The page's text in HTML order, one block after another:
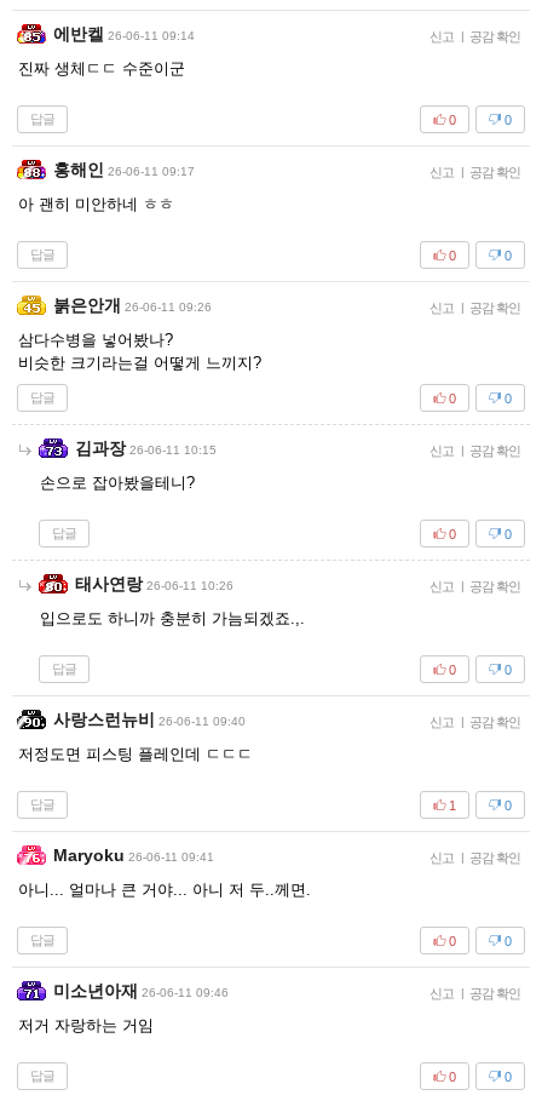
에반켈 26-06-11 09:14 신고 공감 확인
진짜 생체ㄷㄷ 수준이군
답글 0
0
홍해인 26-06-11 09:17 신고 공감 확인
아 괜히 미안하네 ㅎㅎ
답글 0
0
붉은안개 26-06-11 09:26 신고 공감 확인
삼다수병을 넣어봤나?
비슷한 크기라는걸 어떻게 느끼지?
답글 0
0
김과장 26-06-11 10:15 신고 공감 확인
손으로 잡아봤을테니?
답글 0
0
태사연랑 26-06-11 10:26 신고 공감 확인
입으로도 하니까 충분히 가늠되겠죠.,.
답글 0
0
사랑스런뉴비 26-06-11 09:40 신고 공감 확인
저정도면 피스팅 플레인데 ㄷㄷㄷ
답글 0
1
Maryoku 26-06-11 09:41 신고 공감 확인
아니... 얼마나 큰 거야... 아니 저 두..께면.
답글 0
0
미소년아재 26-06-11 09:46 신고 공감 확인
저거 자랑하는 거임
답글 0
0